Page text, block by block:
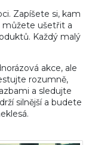
Zapíšete si, kam
můžete ušetřit a
Každý malý
akce, ale
rozumně,
a sledujte
silnější a budete